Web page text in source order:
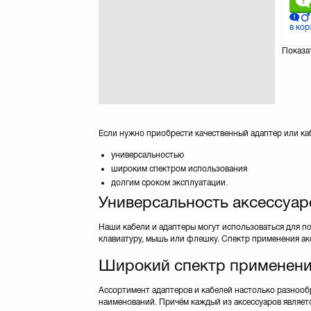
Sven(8)
Viewcon(11)
Vinga(3)
в
Если нужно приобрести качественный адаптер или
универсальностью
широким спектром использования
долгим сроком эксплуатации.
Универсальность
Наши кабели и адаптеры могут использоваться для
клавиатуру, мышь или флешку. Спектр применения
Широкий спектр
Ассортимент адаптеров и кабелей настолько
наименований. Причём каждый из аксессуаров